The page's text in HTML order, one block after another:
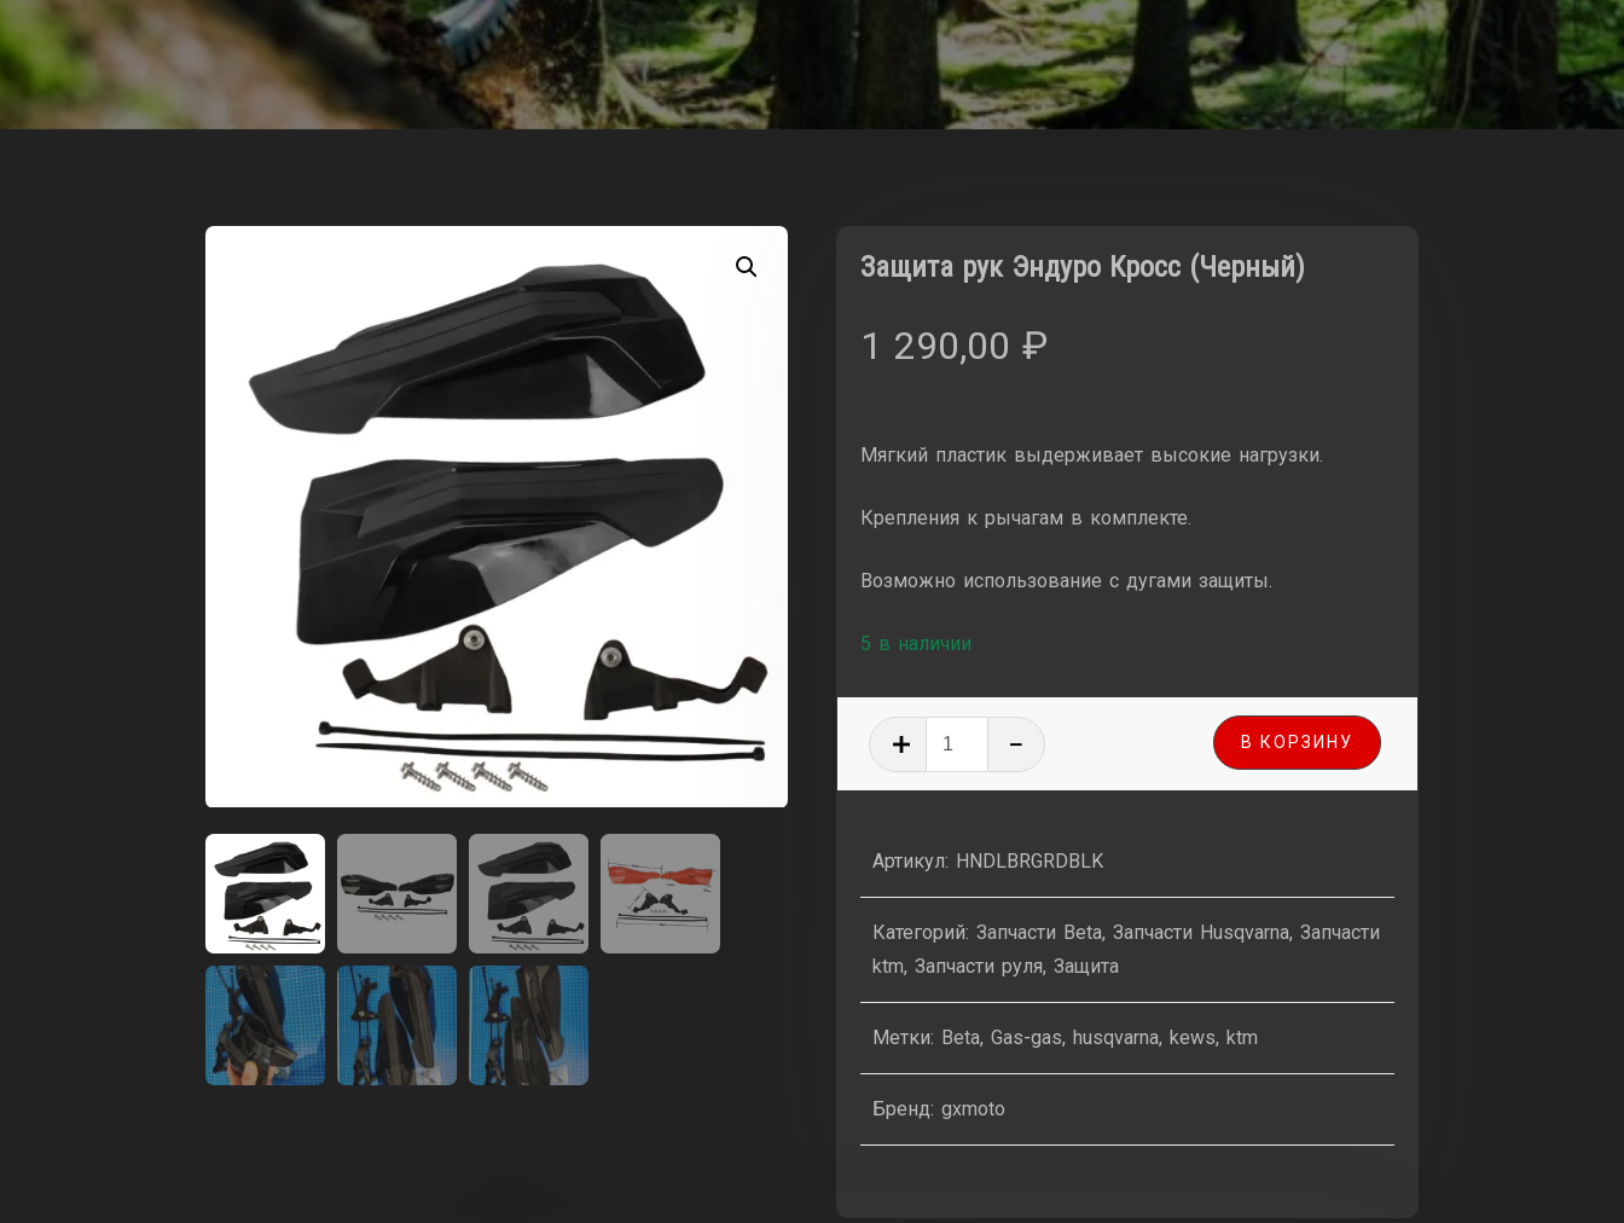
Защита рук Эндуро Кросс (Черный)
1 290,00₽
Мягкий пластик выдерживает высокие нагрузки.
Крепления к рычагам в комплекте.
Возможно использование с дугами защиты.
5 в наличии
Количество
товара
Эндуро
Кросс
(Черный)
В КОРЗИНУ
Артикул: HNDLBRGRDBLK
Категорий:Запчасти Beta,Запчасти Husqvarna,Запчасти
ktm,Запчасти руля,Защита
Метки: Beta,Gas-gas, husqvarna, kews, ktm
Бренд:gxmoto